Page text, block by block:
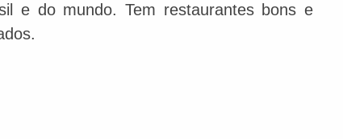
e do mundo. Tem restaurantes bons e